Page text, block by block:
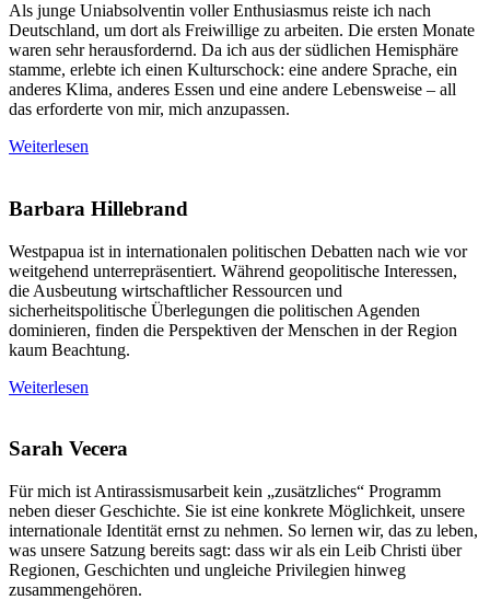
Als junge Uniabsolventin voller Enthusiasmus reiste ich nach
Deutschland, um dort als Freiwillige zu arbeiten. Die ersten Monate
waren sehr herausfordernd. Da ich aus der südlichen Hemisphäre
stamme, erlebte ich einen Kulturschock: eine andere Sprache, ein
anderes Klima, anderes Essen und eine andere Lebensweise – all
das erforderte von mir, mich anzupassen.
Weiterlesen
Barbara Hillebrand
Westpapua ist in internationalen politischen Debatten nach wie vor
weitgehend unterrepräsentiert. Während geopolitische Interessen,
die Ausbeutung wirtschaftlicher Ressourcen und
sicherheitspolitische Überlegungen die politischen Agenden
dominieren, finden die Perspektiven der Menschen in der Region
kaum Beachtung.
Weiterlesen
Sarah Vecera
Für mich ist Antirassismusarbeit kein „zusätzliches“ Programm
neben dieser Geschichte. Sie ist eine konkrete Möglichkeit, unsere
internationale Identität ernst zu nehmen. So lernen wir, das zu leben,
was unsere Satzung bereits sagt: dass wir als ein Leib Christi über
Regionen, Geschichten und ungleiche Privilegien hinweg
zusammengehören.